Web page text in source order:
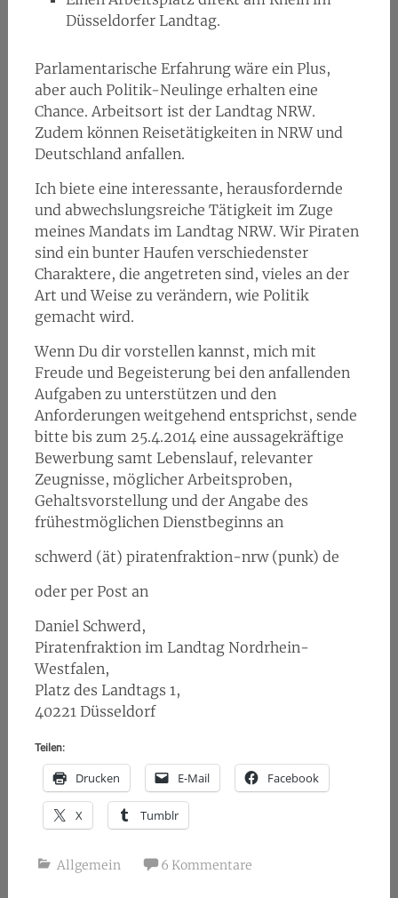
Düsseldorfer Landtag.
Parlamentarische Erfahrung wäre ein Plus,
aber auch Politik-Neulinge erhalten eine
Chance. Arbeitsort ist der Landtag NRW.
Zudem können Reisetätigkeiten in NRW und
Deutschland anfallen.
Ich biete eine interessante, herausfordernde
und abwechslungsreiche Tätigkeit im Zuge
meines Mandats im Landtag NRW. Wir Piraten
sind ein bunter Haufen verschiedenster
Charaktere, die angetreten sind, vieles an der
Art und Weise zu verändern, wie Politik
gemacht wird.
Wenn Du dir vorstellen kannst, mich mit
Freude und Begeisterung bei den anfallenden
Aufgaben zu unterstützen und den
Anforderungen weitgehend entsprichst, sende
bitte bis zum 25.4.2014 eine aussagekräftige
Bewerbung samt Lebenslauf, relevanter
Zeugnisse, möglicher Arbeitsproben,
Gehaltsvorstellung und der Angabe des
frühestmöglichen Dienstbeginns an
schwerd (ät) piratenfraktion-nrw (punk) de
oder per Post an
Daniel Schwerd,
Piratenfraktion im Landtag Nordrhein-
Westfalen,
Platz des Landtags 1,
40221 Düsseldorf
Teilen:
Drucken E-Mail Facebook
X Tumblr
Allgemein 6 Kommentare